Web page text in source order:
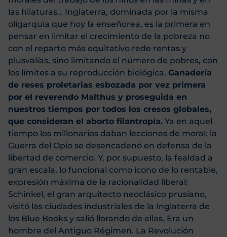
las hilaturas… Inglaterra, dominada por la misma
oligarquía que hoy la enseñorea, es la primera en
pensar en limitar el crecimiento de la pobreza no
con el reparto más equitativo rede rentas y
plusvalías, sino limitando el número de pobres, con
los límites a su reproducción biológica. Ganadería
de reses proletarias esbozada por vez primera
por el reverendo Malthus y proseguida en
nuestros tiempos por todos los cresos globales,
que consideran el aborto filantropía. Ya en aquel
tiempo los millonarios daban lecciones de moral: la
Guerra del Opio se desencadenó en defensa de la
libertad de comercio. Y, por supuesto, la fealdad a
gran escala, lo funcional como icono de lo rentable,
expresión máxima de la racionalidad liberal:
Schinkel, el gran arquitecto neoclásico prusiano,
visitó las ciudades industriales de la Inglaterra de
los Blue Books y salió llorando de ellas. Era un
hombre del Antiguo Régimen. La Revolución